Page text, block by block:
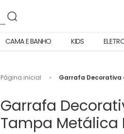
CAMA E BANHO KIDS
Página inicial
Garrafa Decorativa
Garrafa
Tampa